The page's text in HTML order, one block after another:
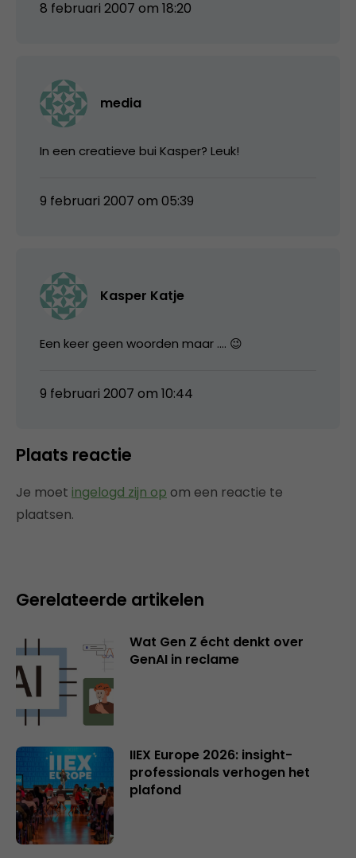
8 februari 2007 om 18:20
media
In een creatieve bui Kasper? Leuk!
9 februari 2007 om 05:39
Kasper Katje
Een keer geen woorden maar …. 😉
9 februari 2007 om 10:44
Plaats reactie
Je moet ingelogd zijn op om een reactie te
plaatsen.
Gerelateerde artikelen
Wat Gen Z écht denkt over
GenAI in reclame
IIEX Europe 2026: insight-
professionals verhogen het
plafond